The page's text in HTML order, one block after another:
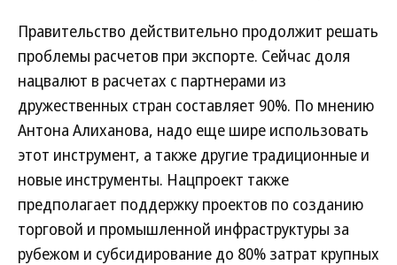
Правительство действительно продолжит решать
проблемы расчетов при экспорте. Сейчас доля
нацвалют в расчетах с партнерами из
дружественных стран составляет 90%. По мнению
Антона Алиханова, надо еще шире использовать
этот инструмент, а также другие традиционные и
новые инструменты. Нацпроект также
предполагает поддержку проектов по созданию
торговой и промышленной инфраструктуры за
рубежом и субсидирование до 80% затрат крупных